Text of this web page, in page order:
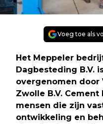
Voeg toe als
Het Meppeler
Dagbesteding B.V.
overgenomen door
Zwolle B.V.
mensen die zijn
ontwikkeling en